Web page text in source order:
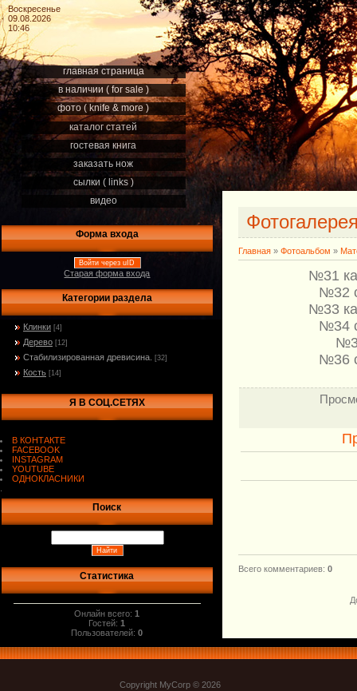
Воскресенье
09.08.2026
10:46
главная страница
в наличии ( for sale )
фото ( knife & more )
каталог статей
гостевая книга
заказать нож
сылки ( links )
видео
Форма входа
Войти через uID
Старая форма входа
Категории раздела
Клинки [4]
Дерево [12]
Стабилизированная древисина. [32]
Кость [14]
Я В СОЦ.СЕТЯХ
В КОНТАКТЕ
FACEBOOK
INSTAGRAM
YOUTUBE
ОДНОКЛАСНИКИ
Поиск
Статистика
Онлайн всего:1
Гостей:1
Пользователей:0
Главная » Фотоальбом »
№31
№32
№33
№34
№36
Всего комментариев: 0
Copyright MyCorp © 2026